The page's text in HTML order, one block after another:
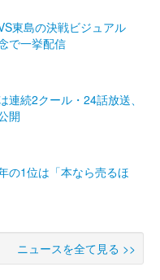
東島の決戦ビジュアル
で一挙配信
続2クール・24話放送、
開
の1位は「本なら売るほ
ニュースを全て見る >>